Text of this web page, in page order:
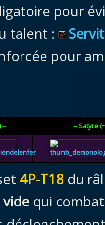
pour
talent :
pour
-- -- Satyre
4P-T18 du
qui